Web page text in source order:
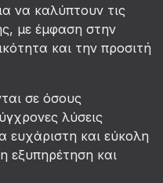
να καλύπτουν τις
με έμφαση στην
και την προσιτή
σε όσους
λύσεις
ευχάριστη και εύκολη
εξυπηρέτηση και